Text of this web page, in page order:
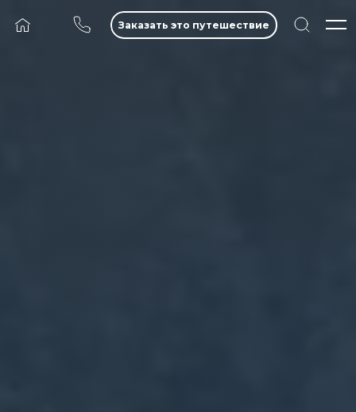
Заказать это путешествие